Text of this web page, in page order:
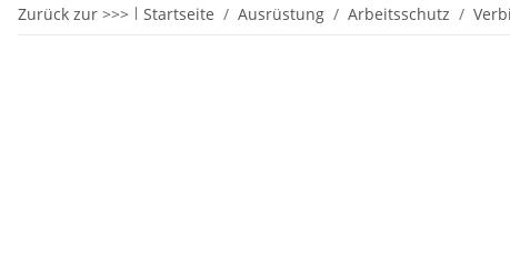
Zurück zur >>>
Startseite Ausrüstung Arbeitsschutz